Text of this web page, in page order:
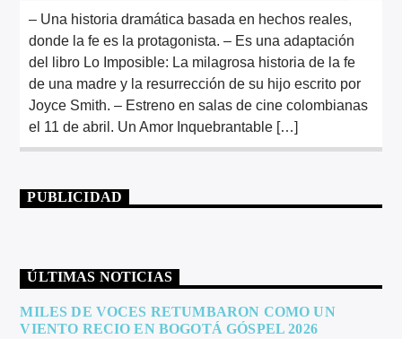
– Una historia dramática basada en hechos reales,
donde la fe es la protagonista. – Es una adaptación
del libro Lo Imposible: La milagrosa historia de la fe
de una madre y la resurrección de su hijo escrito por
Joyce Smith. – Estreno en salas de cine colombianas
el 11 de abril. Un Amor Inquebrantable […]
PUBLICIDAD
ÚLTIMAS NOTICIAS
MILES DE VOCES RETUMBARON COMO UN
VIENTO RECIO EN BOGOTÁ GÓSPEL 2026